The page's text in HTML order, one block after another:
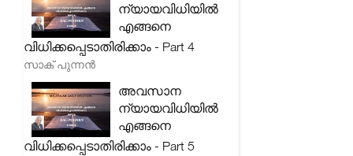
ന്യായവിധിയിൽ
എങ്ങനെ
വിധിക്കപ്പെടാതിരിക്കാം - Part 4
സാക് പുന്നൻ
അവസാന
ന്യായവിധിയിൽ
എങ്ങനെ
വിധിക്കപ്പെടാതിരിക്കാം - Part 5